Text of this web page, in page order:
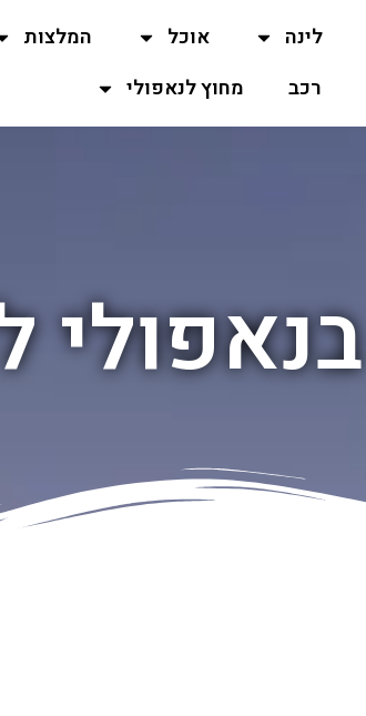
לינה אוכל המלצות
רכב
מחוץ לנאפולי